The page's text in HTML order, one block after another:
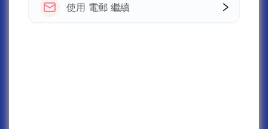
使用 電郵 繼續